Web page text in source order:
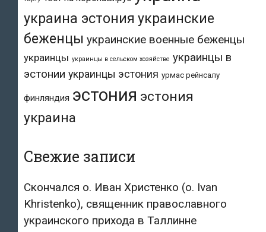
украина эстония украинские
беженцы украинские военные беженцы
украинцы украинцы в сельском хозяйстве украинцы в
эстонии украинцы эстония урмас рейнсалу
финляндия эстония эстония
украина
Свежие записи
Скончался о. Иван Христенко (о. Ivan
Khristenko), священник православного
украинского прихода в Таллинне